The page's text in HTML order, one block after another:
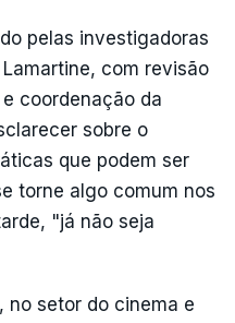
pelas investigadoras
com revisão
coordenação da
sobre o
que podem ser
torne algo comum nos
"já não seja
no setor do cinema e